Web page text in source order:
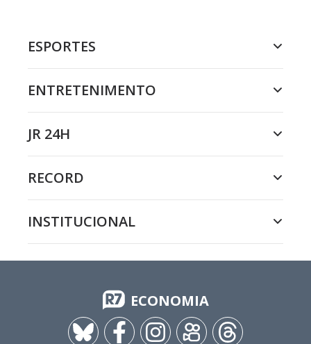
ESPORTES
ENTRETENIMENTO
JR 24H
RECORD
INSTITUCIONAL
ECONOMIA